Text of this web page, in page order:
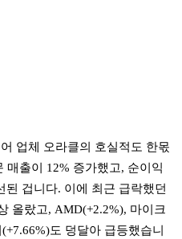
업체 오라클의 호실적도 한몫
매출이 12% 증가했고, 순이익
된 겁니다. 이에 최근 급락했던
올랐고, AMD(+2.2%), 마이크
도 덩달아 급등했습니